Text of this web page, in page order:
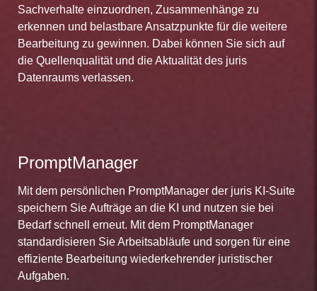
Sachverhalte einzuordnen, Zusammenhänge zu
erkennen und belastbare Ansatzpunkte für die weitere
Bearbeitung zu gewinnen. Dabei können Sie sich auf
die Quellenqualität und die Aktualität des juris
Datenraums verlassen.
PromptManager
Mit dem persönlichen PromptManager der juris KI-Suite
speichern Sie Aufträge an die KI und nutzen sie bei
Bedarf schnell erneut. Mit dem PromptManager
standardisieren Sie Arbeitsabläufe und sorgen für eine
effiziente Bearbeitung wiederkehrender juristischer
Aufgaben.